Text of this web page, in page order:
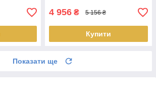
4 956 ₴ 5 156 ₴
Купити
Показати ще